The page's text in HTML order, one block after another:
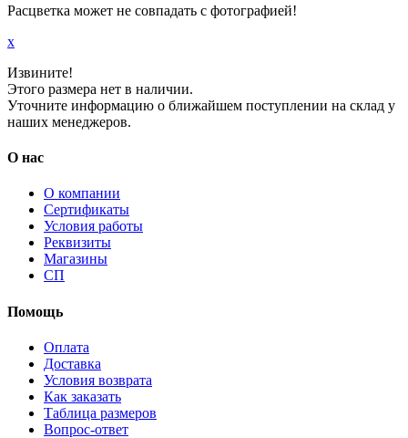
Расцветка может не совпадать с фотографией!
x
Извините!
Этого размера нет в наличии.
Уточните информацию о ближайшем поступлении на склад у
наших менеджеров.
О нас
О компании
Сертификаты
Условия работы
Реквизиты
Магазины
СП
Помощь
Оплата
Доставка
Условия возврата
Как заказать
Таблица размеров
Вопрос-ответ